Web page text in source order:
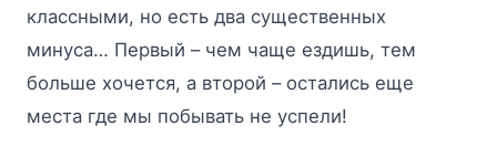
классными, но есть два существенных
минуса… Первый – чем чаще ездишь, тем
больше хочется, а второй – остались еще
места где мы побывать не успели!